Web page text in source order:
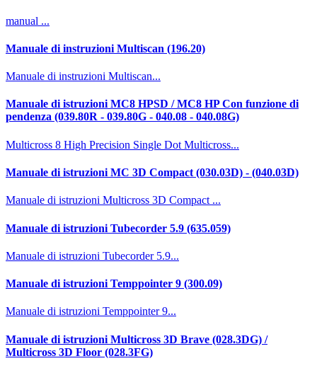
manual ...
Manuale di instruzioni Multiscan (196.20)
Manuale di instruzioni Multiscan...
Manuale di istruzioni MC8 HPSD / MC8 HP Con funzione di
pendenza (039.80R - 039.80G - 040.08 - 040.08G)
Multicross 8 High Precision Single Dot Multicross...
Manuale di istruzioni MC 3D Compact (030.03D) - (040.03D)
Manuale di istruzioni Multicross 3D Compact ...
Manuale di istruzioni Tubecorder 5.9 (635.059)
Manuale di istruzioni Tubecorder 5.9...
Manuale di istruzioni Temppointer 9 (300.09)
Manuale di istruzioni Temppointer 9...
Manuale di istruzioni Multicross 3D Brave (028.3DG) /
Multicross 3D Floor (028.3FG)